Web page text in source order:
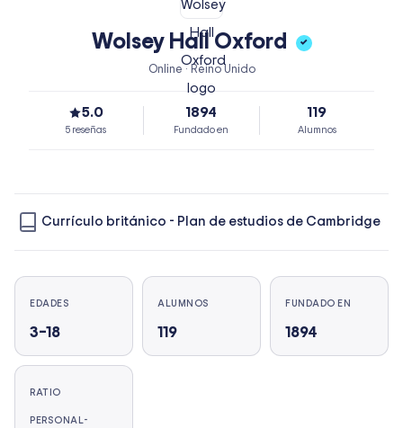
Wolsey Hall Oxford ✓
Online · Reino Unido
5.0
5 reseñas
1894
Fundado en
119
Alumnos
Currículo británico - Plan de estudios de Cambridge
EDADES
3–18
ALUMNOS
119
FUNDADO EN
1894
RATIO
PERSONAL-